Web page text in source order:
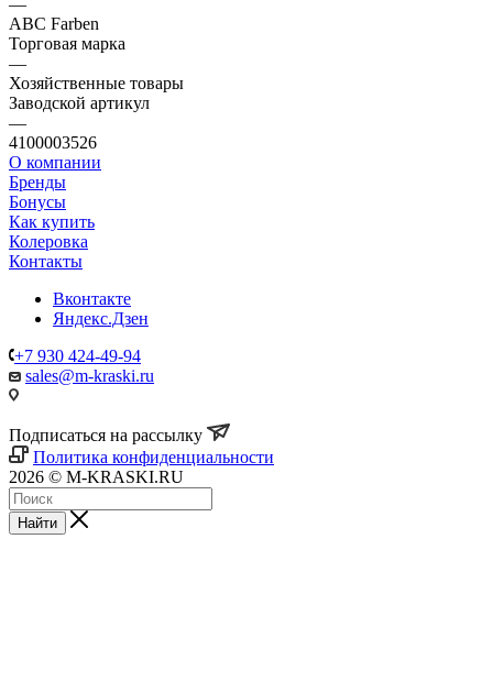
ABC Farben
Торговая марка
—
Хозяйственные товары
Заводской артикул
—
4100003526
О компании
Бренды
Бонусы
Как купить
Колеровка
Контакты
Вконтакте
Яндекс.Дзен
+7 930 424-49-94
sales@m-kraski.ru
Подписаться на рассылку
Политика конфиденциальности
2026 © M-KRASKI.RU
Найти